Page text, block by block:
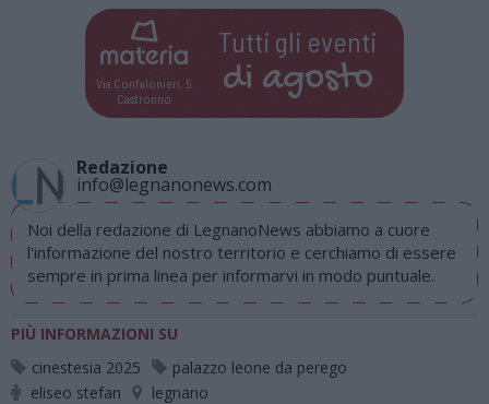
Via Confalonieri, 5
Castronno
Tutti gli eventi
di agosto
Redazione
info@legnanonews.com
Noi della redazione di LegnanoNews abbiamo a cuore
l'informazione del nostro territorio e cerchiamo di essere
sempre in prima linea per informarvi in modo puntuale.
PIÙ INFORMAZIONI SU
cinestesia 2025
palazzo leone da perego
eliseo stefan
legnano